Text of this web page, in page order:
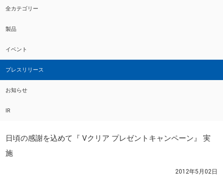
全カテゴリー
製品
イベント
プレスリリース
お知らせ
IR
日頃の感謝を込めて『 Vクリア プレゼントキャンペーン』 実
施
2012年5月02日